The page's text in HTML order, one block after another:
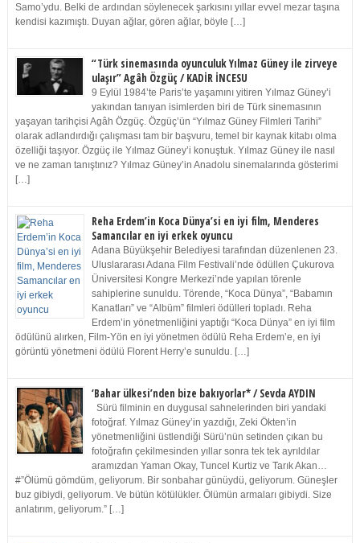
Samo’ydu. Belki de ardından söylenecek şarkısını yıllar evvel mezar taşına
kendisi kazımıştı. Duyan ağlar, gören ağlar, böyle […]
“Türk sinemasında oyunculuk Yılmaz Güney ile zirveye
ulaşır” Agâh Özgüç / KADİR İNCESU
9 Eylül 1984’te Paris’te yaşamını yitiren Yılmaz Güney’i
yakından tanıyan isimlerden biri de Türk sinemasının
yaşayan tarihçisi Agâh Özgüç. Özgüç’ün “Yılmaz Güney Filmleri Tarihi”
olarak adlandırdığı çalışması tam bir başvuru, temel bir kaynak kitabı olma
özelliği taşıyor. Özgüç ile Yılmaz Güney’i konuştuk. Yılmaz Güney ile nasıl
ve ne zaman tanıştınız? Yılmaz Güney’in Anadolu sinemalarında gösterimi
[…]
Reha Erdem’in Koca Dünya’si en iyi film, Menderes
Samancılar en iyi erkek oyuncu
Adana Büyükşehir Belediyesi tarafından düzenlenen 23.
Uluslararası Adana Film Festivali’nde ödüllen Çukurova
Üniversitesi Kongre Merkezi’nde yapılan törenle
sahiplerine sunuldu. Törende, “Koca Dünya”, “Babamın
Kanatları” ve “Albüm” filmleri ödülleri topladı. Reha
Erdem’in yönetmenliğini yaptığı “Koca Dünya” en iyi film
ödülünü alırken, Film-Yön en iyi yönetmen ödülü Reha Erdem’e, en iyi
görüntü yönetmeni ödülü Florent Herry’e sunuldu. […]
‘Bahar ülkesi’nden bize bakıyorlar* / Sevda AYDIN
Sürü filminin en duygusal sahnelerinden biri yandaki
fotoğraf. Yılmaz Güney’in yazdığı, Zeki Ökten’in
yönetmenliğini üstlendiği Sürü’nün setinden çıkan bu
fotoğrafın çekilmesinden yıllar sonra tek tek ayrıldılar
aramızdan Yaman Okay, Tuncel Kurtiz ve Tarık Akan…
#”Ölümü gömdüm, geliyorum. Bir sonbahar günüydü, geliyorum. Güneşler
buz gibiydi, geliyorum. Ve bütün kötülükler. Ölümün armaları gibiydi. Size
anlatırım, geliyorum.” […]